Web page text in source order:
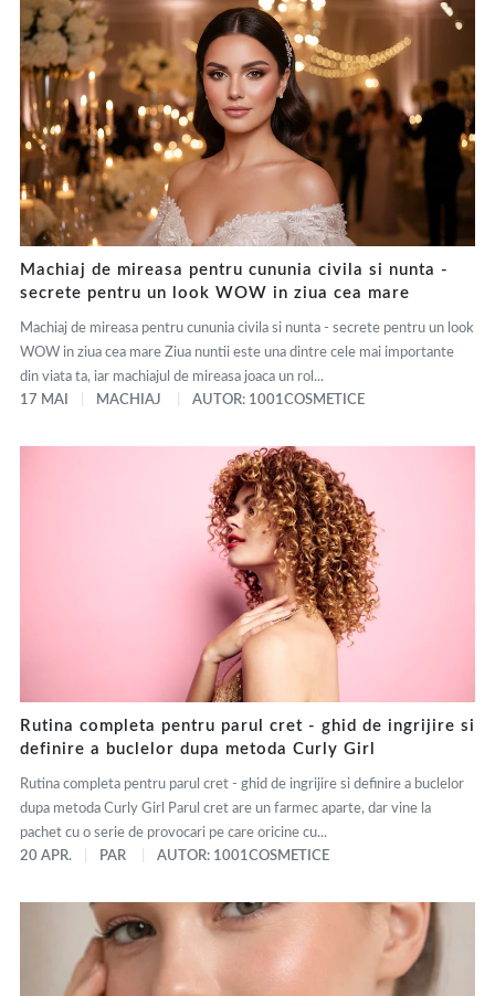
Machiaj de mireasa pentru cununia civila si nunta -
secrete pentru un look WOW in ziua cea mare
Machiaj de mireasa pentru cununia civila si nunta - secrete pentru un look
WOW in ziua cea mare Ziua nuntii este una dintre cele mai importante
din viata ta, iar machiajul de mireasa joaca un rol...
17 MAI
MACHIAJ AUTOR: 1001COSMETICE
Rutina completa pentru parul cret - ghid de ingrijire si
definire a buclelor dupa metoda Curly Girl
Rutina completa pentru parul cret - ghid de ingrijire si definire a buclelor
dupa metoda Curly Girl Parul cret are un farmec aparte, dar vine la
pachet cu o serie de provocari pe care oricine cu...
20 APR.
PAR AUTOR: 1001COSMETICE